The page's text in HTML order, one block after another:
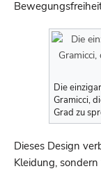
Die
Gramicci,
Grad zu
Dieses Design
Kleidung,